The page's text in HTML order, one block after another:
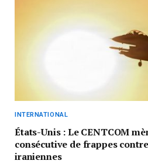
INTERNATIONAL
États-Unis : Le CENTCOM
consécutive de frappes
iraniennes